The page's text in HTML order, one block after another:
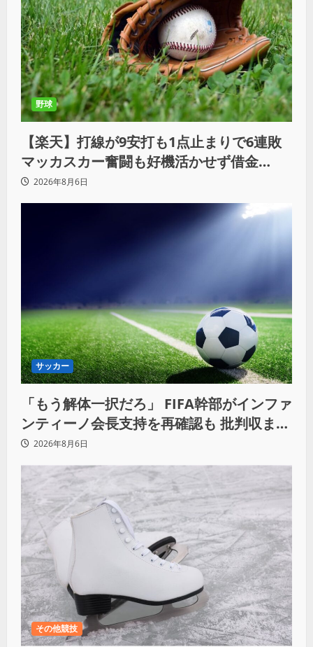
野球
【楽天】打線が9安打も1点止まりで6連敗
マッカスカー奮闘も好機活かせず借金
「22」
2026年8月6日
サッカー
「もう解体一択だろ」 FIFA幹部がインファ
ンティーノ会長支持を再確認も 批判収まら
ず2026年8月6日
その他競技